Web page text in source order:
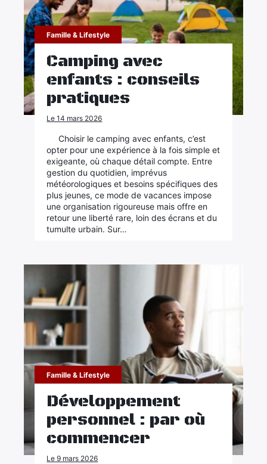
Famille & Lifestyle
Camping avec
enfants : conseils
pratiques
Le 14 mars 2026
Choisir le camping avec enfants, c’est
opter pour une expérience à la fois simple et
exigeante, où chaque détail compte. Entre
gestion du quotidien, imprévus
météorologiques et besoins spécifiques des
plus jeunes, ce mode de vacances impose
une organisation rigoureuse mais offre en
retour une liberté rare, loin des écrans et du
tumulte urbain. Sur…
Famille & Lifestyle
Développement
personnel : par où
commencer
Le 9 mars 2026